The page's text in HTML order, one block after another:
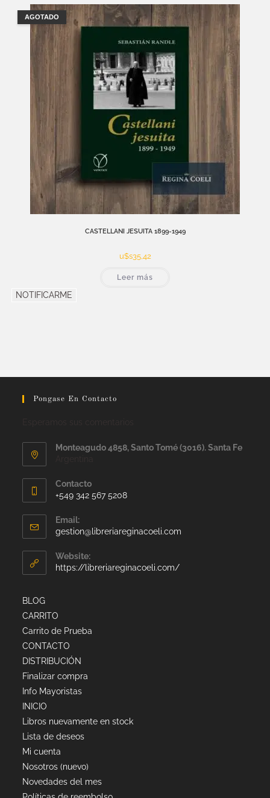
AGOTADO
CASTELLANI JESUITA 1899-1949
u$s35,42
Leer más
NOTIFICARME
Pongase En Contacto
Monteagudo 4858, Santo Tomé (3016). Santa Fe
Contacto
+549 342 567 5208
Email:
gestion@libreriareginacoeli.com
Website:
https://libreriareginacoeli.com/
BLOG
CARRITO
Carrito de Prueba
CONTACTO
DISTRIBUCIÓN
Finalizar compra
Info Mayoristas
INICIO
Libros nuevamente en stock
Lista de deseos
Mi cuenta
Nosotros (nuevo)
Novedades del mes